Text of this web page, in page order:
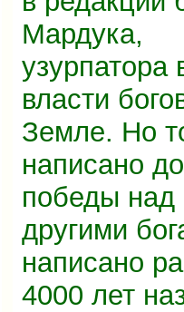
Мардука,
власти
Земле. Но
написано
победы над
другими
написано
4000 лет